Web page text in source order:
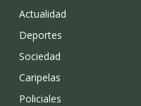
Actualidad
Deportes
Sociedad
Caripelas
Policiales